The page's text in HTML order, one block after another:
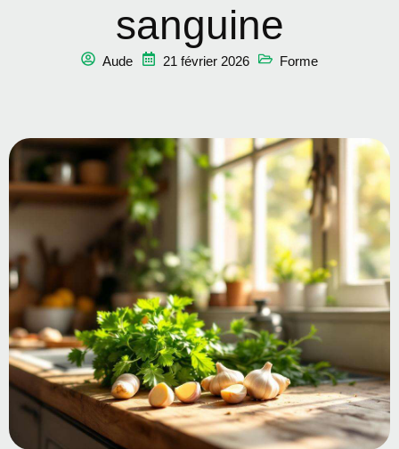
sanguine
Aude 21 février 2026 Forme